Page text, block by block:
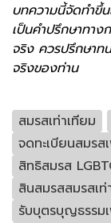
บทความนี้จัดทำขึ้
เป็นคำปรึกษาทา
จริง ควรปรึกษาท
จริงของท่าน
สมรสเท่าเทียม
จดทะเบียนสมรส
สิทธิสมรส
สินสมรสสมรสเท่
รับบุตรบุญธรรม